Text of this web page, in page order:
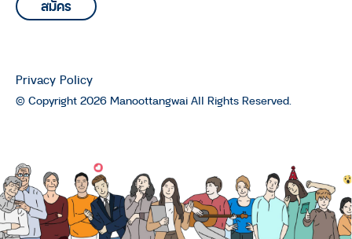
© Copyright 2026 Manoottangwai All Rights Reserved.
Privacy Policy